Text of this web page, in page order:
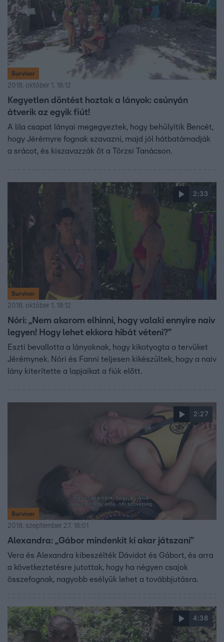
Survivor
2018. október 1. 18:12
Kegyetlen döntést hoztak a lányok: csúnyán
átverik az egyik fiút!
A lila csapat lányai megegyeztek, hogy behülyítik Bencét,
hogy Jérémyre fognak szavazni, majd jól hátbatámadják
a srácot, és kiszavazzák őt a Törzsi Tanácson.
2:33
Survivor
2018. október 1. 18:12
Nóri: „Nem akarom elhinni, hogy valaki ennyire naiv
legyen! Hogy lehet ekkora hibát véteni?”
Eszti bevallotta a lányoknak, hogy kikotyogta a tervüket
Jérémynek. Nóri és Fanni teljesen kikészültek, hogy a naiv
lány kiterítette a lapjaikat a fiúk előtt.
2:27
Survivor
2018. szeptember 27. 18:01
Alexandra: „Gábor mindenkit ki akar játszani”
Vera és Alexandra kibeszélték Dávidot és Gábort, és arra
a következtetésre jutottak, hogy ha négyen csajok
összefognak, nagyobb esélyük lehet a továbbjutásra.
4:38